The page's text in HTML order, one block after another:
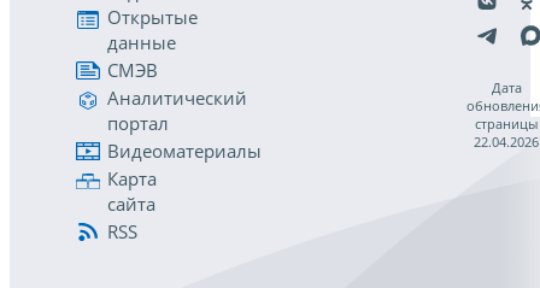
Открытые
данные
СМЭВ
Аналитический
портал
Видеоматериалы
Карта
сайта
RSS
Дата
страницы
22.04.2026